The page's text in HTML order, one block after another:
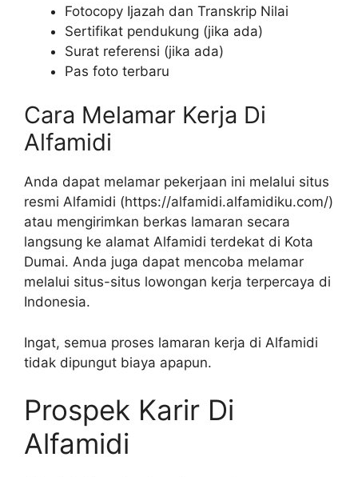
Fotocopy Ijazah dan Transkrip Nilai
Sertifikat pendukung (jika ada)
Surat referensi (jika ada)
Pas foto terbaru
Cara Melamar Kerja Di
Alfamidi
Anda dapat melamar pekerjaan ini melalui situs
resmi Alfamidi (https://alfamidi.alfamidiku.com/)
atau mengirimkan berkas lamaran secara
langsung ke alamat Alfamidi terdekat di Kota
Dumai. Anda juga dapat mencoba melamar
melalui situs-situs lowongan kerja terpercaya di
Indonesia.
Ingat, semua proses lamaran kerja di Alfamidi
tidak dipungut biaya apapun.
Prospek Karir Di
Alfamidi